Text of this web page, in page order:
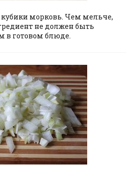
морковь. Чем мельче,
не должен быть
готовом блюде.